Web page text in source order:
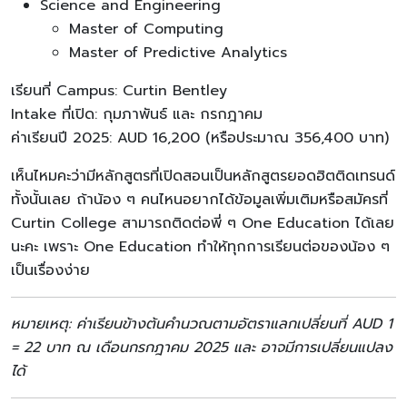
Science and Engineering
Master of Computing
Master of Predictive Analytics
เรียนที่ Campus: Curtin Bentley
Intake ที่เปิด: กุมภาพันธ์ และ กรกฎาคม
ค่าเรียนปี 2025: AUD 16,200 (หรือประมาณ 356,400 บาท)
เห็นไหมคะว่ามีหลักสูตรที่เปิดสอนเป็นหลักสูตรยอดฮิตติดเทรนด์
ทั้งนั้นเลย ถ้าน้อง ๆ คนไหนอยากได้ข้อมูลเพิ่มเติมหรือสมัครที่
Curtin College สามารถติดต่อพี่ ๆ One Education ได้เลย
นะคะ เพราะ One Education ทำให้ทุกการเรียนต่อของน้อง ๆ
เป็นเรื่องง่าย
หมายเหตุ: ค่าเรียนข้างต้นคำนวณตามอัตราแลกเปลี่ยนที่ AUD 1
= 22 บาท ณ เดือนกรกฎาคม 2025 และ อาจมีการเปลี่ยนแปลง
ได้